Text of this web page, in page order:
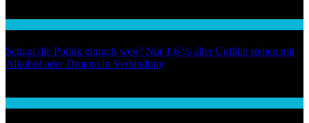
Schaut die Politik einfach weg? Nur 1,6 % aller Unfälle stehen mit
Alkohol oder Drogen in Verbindung